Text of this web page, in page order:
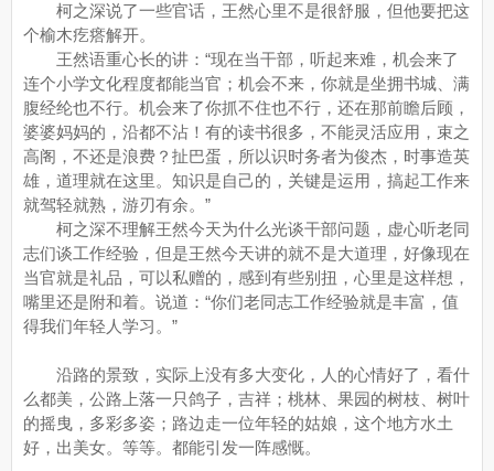
柯之深说了一些官话，王然心里不是很舒服，但他要把这
个榆木疙瘩解开。
王然语重心长的讲：“现在当干部，听起来难，机会来了
连个小学文化程度都能当官；机会不来，你就是坐拥书城、满
腹经纶也不行。机会来了你抓不住也不行，还在那前瞻后顾，
婆婆妈妈的，沿都不沾！有的读书很多，不能灵活应用，束之
高阁，不还是浪费？扯巴蛋，所以识时务者为俊杰，时事造英
雄，道理就在这里。知识是自己的，关键是运用，搞起工作来
就驾轻就熟，游刃有余。”
柯之深不理解王然今天为什么光谈干部问题，虚心听老同
志们谈工作经验，但是王然今天讲的就不是大道理，好像现在
当官就是礼品，可以私赠的，感到有些别扭，心里是这样想，
嘴里还是附和着。说道：“你们老同志工作经验就是丰富，值
得我们年轻人学习。”
沿路的景致，实际上没有多大变化，人的心情好了，看什
么都美，公路上落一只鸽子，吉祥；桃林、果园的树枝、树叶
的摇曳，多彩多姿；路边走一位年轻的姑娘，这个地方水土
好，出美女。等等。都能引发一阵感慨。